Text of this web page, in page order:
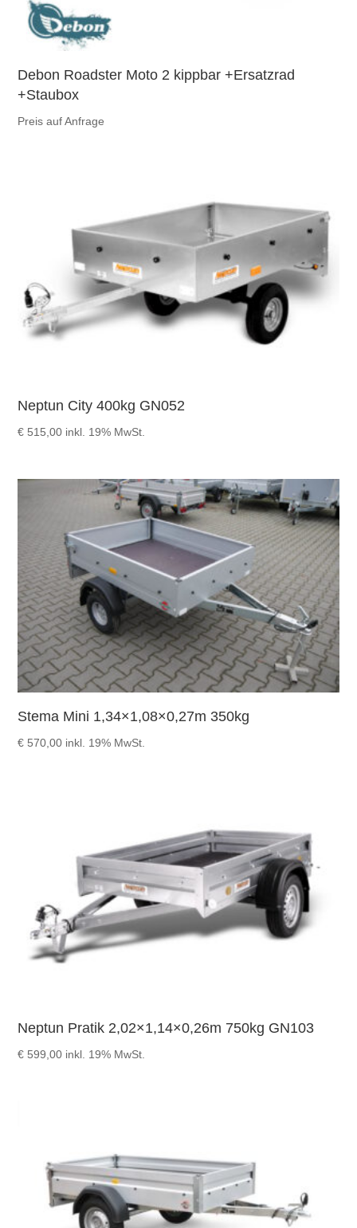
Debon Roadster Moto 2 kippbar +Ersatzrad
+Staubox
Preis auf Anfrage
Neptun City 400kg GN052
€ 515,00 inkl. 19% MwSt.
Stema Mini 1,34×1,08×0,27m 350kg
€ 570,00 inkl. 19% MwSt.
Neptun Pratik 2,02×1,14×0,26m 750kg GN103
€ 599,00 inkl. 19% MwSt.